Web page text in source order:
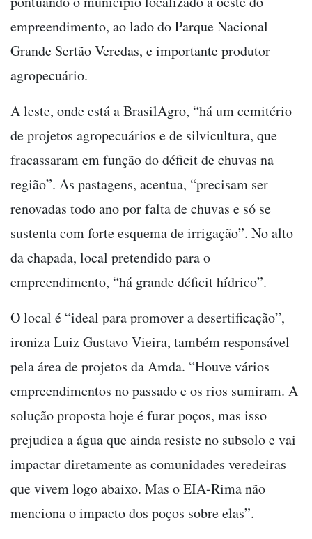
empreendimento, ao lado do Parque Nacional
Grande Sertão Veredas, e importante produtor
agropecuário.
A leste, onde está a BrasilAgro, “há um cemitério
de projetos agropecuários e de silvicultura, que
fracassaram em função do déficit de chuvas na
região”. As pastagens, acentua, “precisam ser
renovadas todo ano por falta de chuvas e só se
sustenta com forte esquema de irrigação”. No alto
da chapada, local pretendido para o
empreendimento, “há grande déficit hídrico”.
O local é “ideal para promover a desertificação”,
ironiza Luiz Gustavo Vieira, também responsável
pela área de projetos da Amda. “Houve vários
empreendimentos no passado e os rios sumiram. A
solução proposta hoje é furar poços, mas isso
prejudica a água que ainda resiste no subsolo e vai
impactar diretamente as comunidades veredeiras
que vivem logo abaixo. Mas o EIA-Rima não
menciona o impacto dos poços sobre elas”.